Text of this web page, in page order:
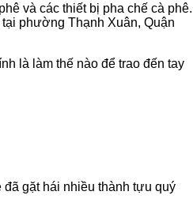
và các thiết bị pha chế cà phê.
phường Thạnh Xuân, Quận
là làm thế nào để trao đến tay
đã gặt hái nhiều thành tựu quý